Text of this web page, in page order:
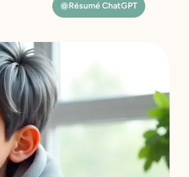
Résumé ChatGPT